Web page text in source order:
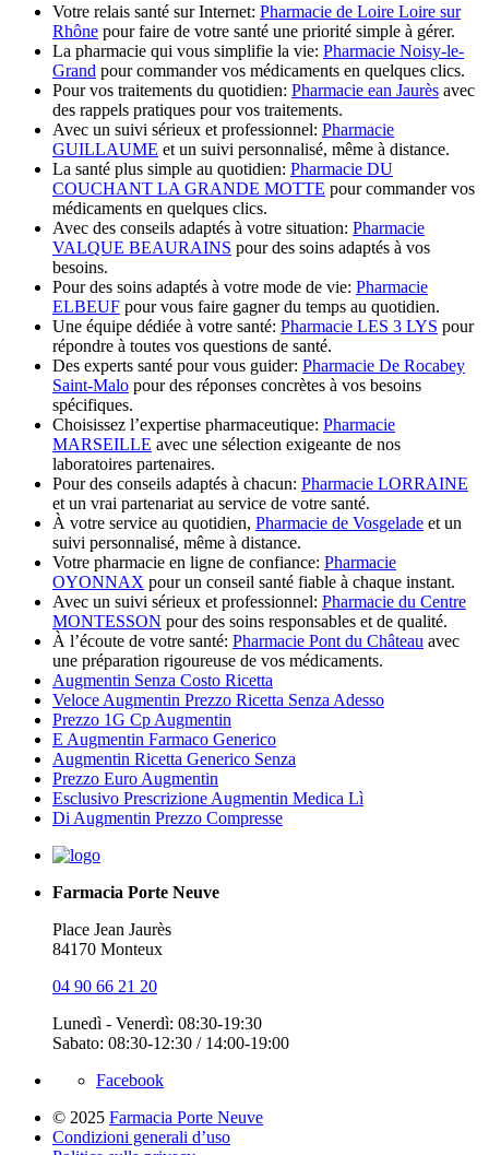
Votre relais santé sur Internet: Pharmacie de Loire Loire sur
Rhône pour faire de votre santé une priorité simple à gérer.
La pharmacie qui vous simplifie la vie: Pharmacie Noisy-le-
Grand pour commander vos médicaments en quelques clics.
Pour vos traitements du quotidien: Pharmacie ean Jaurès avec
des rappels pratiques pour vos traitements.
Avec un suivi sérieux et professionnel: Pharmacie
GUILLAUME et un suivi personnalisé, même à distance.
La santé plus simple au quotidien: Pharmacie DU
COUCHANT LA GRANDE MOTTE pour commander vos
médicaments en quelques clics.
Avec des conseils adaptés à votre situation: Pharmacie
VALQUE BEAURAINS pour des soins adaptés à vos
besoins.
Pour des soins adaptés à votre mode de vie: Pharmacie
ELBEUF pour vous faire gagner du temps au quotidien.
Une équipe dédiée à votre santé: Pharmacie LES 3 LYS pour
répondre à toutes vos questions de santé.
Des experts santé pour vous guider: Pharmacie De Rocabey
Saint-Malo pour des réponses concrètes à vos besoins
spécifiques.
Choisissez l’expertise pharmaceutique: Pharmacie
MARSEILLE avec une sélection exigeante de nos
laboratoires partenaires.
Pour des conseils adaptés à chacun: Pharmacie LORRAINE
et un vrai partenariat au service de votre santé.
À votre service au quotidien, Pharmacie de Vosgelade et un
suivi personnalisé, même à distance.
Votre pharmacie en ligne de confiance: Pharmacie
OYONNAX pour un conseil santé fiable à chaque instant.
Avec un suivi sérieux et professionnel: Pharmacie du Centre
MONTESSON pour des soins responsables et de qualité.
À l’écoute de votre santé: Pharmacie Pont du Château avec
une préparation rigoureuse de vos médicaments.
Augmentin Senza Costo Ricetta
Veloce Augmentin Prezzo Ricetta Senza Adesso
Prezzo 1G Cp Augmentin
E Augmentin Farmaco Generico
Augmentin Ricetta Generico Senza
Prezzo Euro Augmentin
Esclusivo Prescrizione Augmentin Medica Lì
Di Augmentin Prezzo Compresse
Farmacia Porte Neuve
Place Jean Jaurès
84170 Monteux
04 90 66 21 20
Lunedì - Venerdì: 08:30-19:30
Sabato: 08:30-12:30 / 14:00-19:00
Facebook
© 2025 Farmacia Porte Neuve
Condizioni generali d’uso